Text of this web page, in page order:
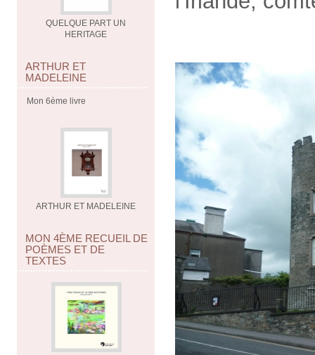
QUELQUE PART UN
HERITAGE
ARTHUR ET
MADELEINE
Mon 6ème livre
ARTHUR ET MADELEINE
MON 4ÈME RECUEIL DE
POÈMES ET DE
TEXTES